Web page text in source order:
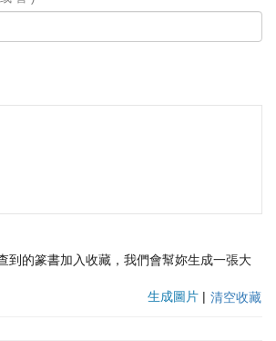
到的篆書加入收藏，我們會幫妳生成一張大
生成圖片 | 清空收藏